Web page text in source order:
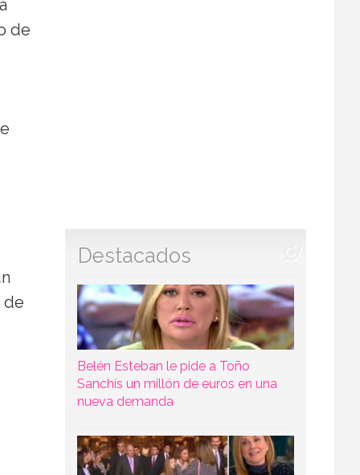
de
de
Destacados
Belén Esteban le pide a Toño
Sanchís un millón de euros en una
nueva demanda